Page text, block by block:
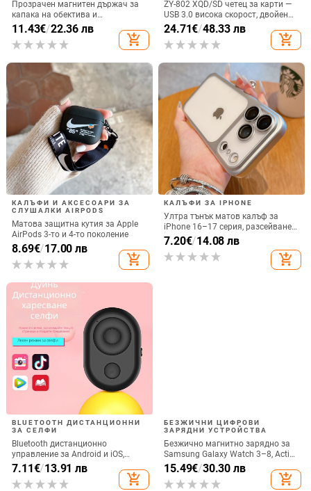
Прозрачен магнитен държач за
капака на обектива и
удароустойчив твърд калъф за
iPhone 17 Pro Max
11.43€/22.36 лв
add_shopping_cart
ZY-802 XQD/SD четец за карти —
USB 3.0 висока скорост, двойен
интерфейс Type-C и USB,
алуминиев сплав + ABS
24.71€/48.33 лв
add_shopping_cart
КАЛЪФИ И АКСЕСОАРИ ЗА
СЛУШАЛКИ AIRPODS
Матова защитна кутия за Apple
AirPods 3-то и 4-то поколение
8.69€/17.00 лв
add_shopping_cart
КАЛЪФИ ЗА IPHONE
Ултра тънък матов калъф за
iPhone 16–17 серия, разсейване
на топлината, пълно покритие,
удароустойчив и устойчив на
отпечатъци
7.20€/14.08 лв
add_shopping_cart
BLUETOOTH ДИСТАНЦИОННИ
ЗА СЕЛФИ
Bluetooth дистанционно
управление за Android и iOS,
универсално за снимки и
видеозаписи, модел 6-key tremolo,
Vernon, ABS материал, тегло 15 g
7.11€/13.91 лв
add_shopping_cart
БЕЗЖИЧНИ ЦИФРОВИ
ЗАРЯДНИ УСТРОЙСТВА
Безжично магнитно зарядно за
Samsung Galaxy Watch 3–8, Active
1/2 • QC2.0 • Магнитно зареждане
• 3W / 1A
15.49€/30.30 лв
add_shopping_cart